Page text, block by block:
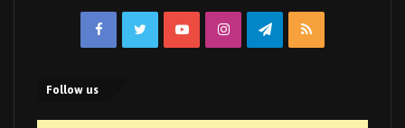
FacebookTwitterYouTubeInstagramTelegram
RSS
Follow us